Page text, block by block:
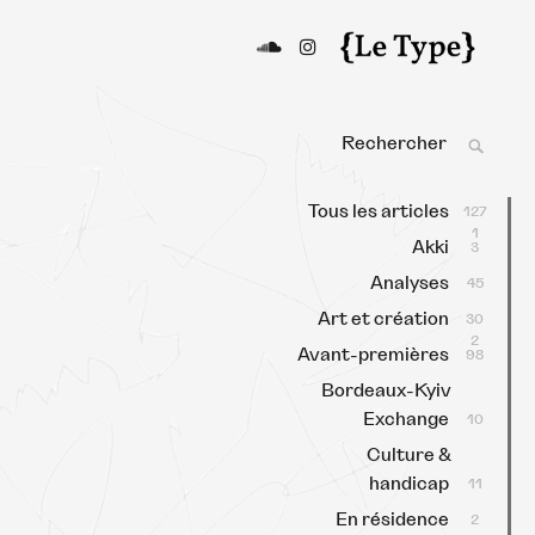
Le Type
Média culturel, indépendant
et local.
Tous les articles
127
1
Akki 3
Analyses 45
Art et création
30
2
Avant-premières 98
Bordeaux-Kyiv
Exchange
10
Culture &
handicap
11
En résidence 2